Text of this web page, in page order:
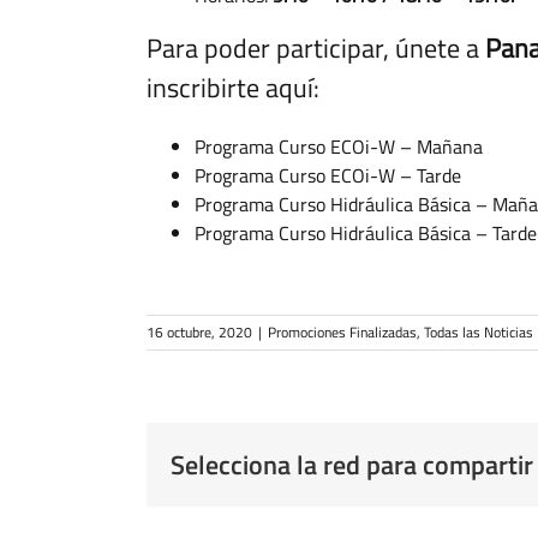
Para poder participar, únete a
inscribirte aquí:
Programa Curso ECOi-W – Mañana
Programa Curso ECOi-W – Tarde
Programa Curso Hidráulica Básica –
Programa Curso Hidráulica Básica – Tarde
16 octubre, 2020 | Promociones Finalizadas, Todas las Noticias
Selecciona la red para compartir